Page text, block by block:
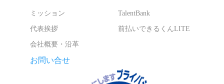
ミッション
代表挨拶
会社概要・沿革
TalentBank
前払いできるくんLITE
お問い合せ